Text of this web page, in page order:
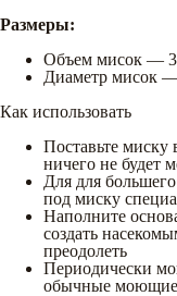
Размеры:
Объем мисок —
Диаметр мисок
Как использовать
Поставьте
ничего не будет
Для для
под миску
Наполните
создать
преодолеть
Периодически
обычные моющие